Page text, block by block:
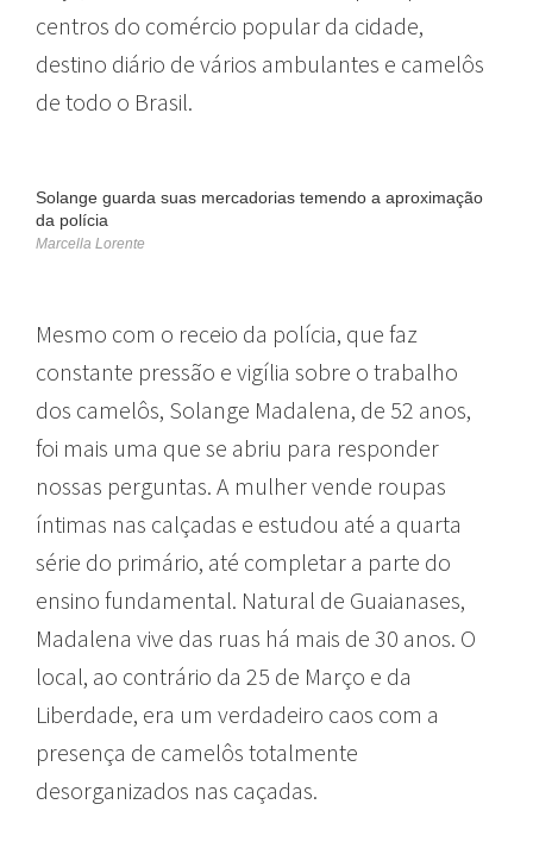
centros do comércio popular da cidade,
destino diário de vários ambulantes e camelôs
de todo o Brasil.
Solange guarda suas mercadorias temendo a aproximação
da polícia
Marcella Lorente
Mesmo com o receio da polícia, que faz
constante pressão e vigília sobre o trabalho
dos camelôs, Solange Madalena, de 52 anos,
foi mais uma que se abriu para responder
nossas perguntas. A mulher vende roupas
íntimas nas calçadas e estudou até a quarta
série do primário, até completar a parte do
ensino fundamental. Natural de Guaianases,
Madalena vive das ruas há mais de 30 anos. O
local, ao contrário da 25 de Março e da
Liberdade, era um verdadeiro caos com a
presença de camelôs totalmente
desorganizados nas caçadas.